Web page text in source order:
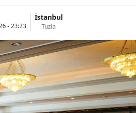
- 23:23
İstanbul
Tuzla